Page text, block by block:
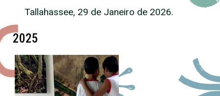
Tallahassee, 29 de Janeiro de 2026.
2025